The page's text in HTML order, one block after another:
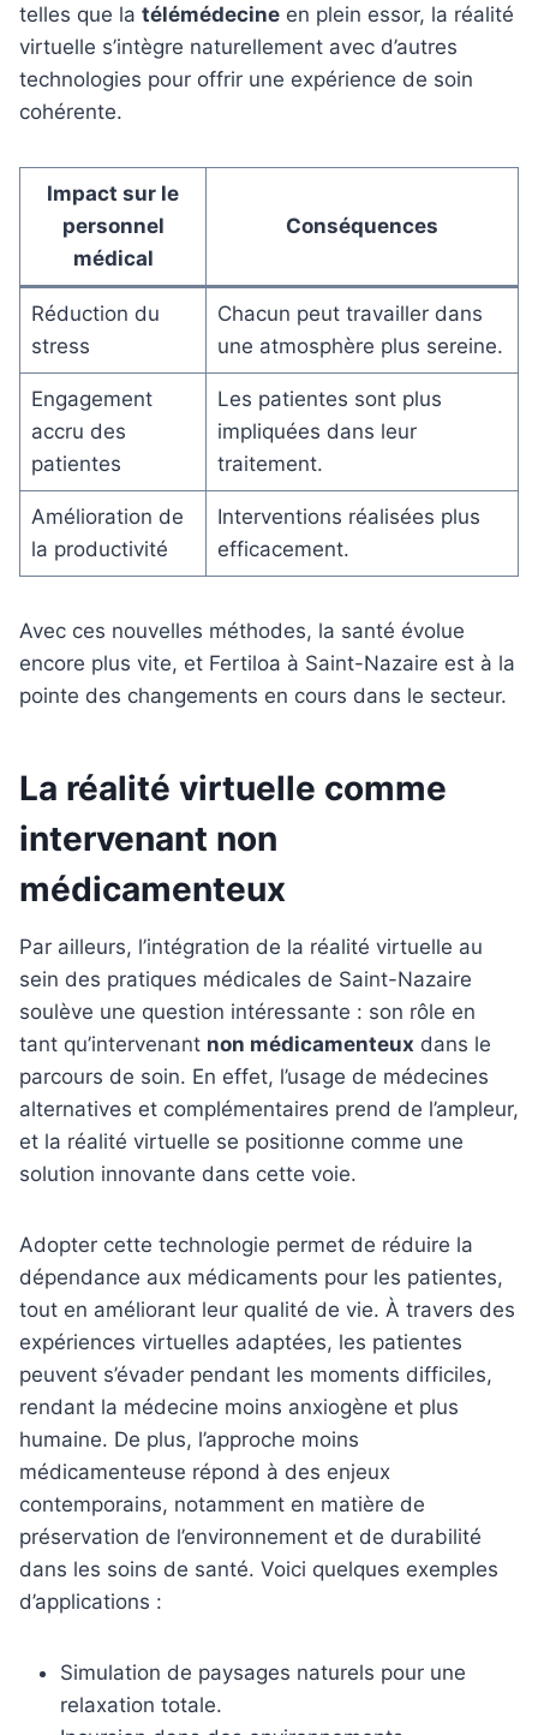
telles que la télémédecine en plein essor, la réalité
virtuelle s’intègre naturellement avec d’autres
technologies pour offrir une expérience de soin
cohérente.
Impact sur le
personnel
médical
Conséquences
Réduction du
stress
Chacun peut travailler dans
une atmosphère plus sereine.
Engagement
accru des
patientes
Les patientes sont plus
impliquées dans leur
traitement.
Amélioration de
la productivité
Interventions réalisées plus
efficacement.
Avec ces nouvelles méthodes, la santé évolue
encore plus vite, et Fertiloa à Saint-Nazaire est à la
pointe des changements en cours dans le secteur.
La réalité virtuelle comme
intervenant non
médicamenteux
Par ailleurs, l’intégration de la réalité virtuelle au
sein des pratiques médicales de Saint-Nazaire
soulève une question intéressante : son rôle en
tant qu’intervenant non médicamenteux dans le
parcours de soin. En effet, l’usage de médecines
alternatives et complémentaires prend de l’ampleur,
et la réalité virtuelle se positionne comme une
solution innovante dans cette voie.
Adopter cette technologie permet de réduire la
dépendance aux médicaments pour les patientes,
tout en améliorant leur qualité de vie. À travers des
expériences virtuelles adaptées, les patientes
peuvent s’évader pendant les moments difficiles,
rendant la médecine moins anxiogène et plus
humaine. De plus, l’approche moins
médicamenteuse répond à des enjeux
contemporains, notamment en matière de
préservation de l’environnement et de durabilité
dans les soins de santé. Voici quelques exemples
d’applications :
Simulation de paysages naturels pour une
relaxation totale.